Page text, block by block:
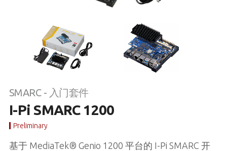
SMARC - 入门套件
I-Pi SMARC 1200
Preliminary
基于 MediaTek® Genio 1200 平台的 I-Pi SMARC 开